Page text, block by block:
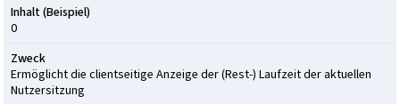
Inhalt (Beispiel)
0
Zweck
Ermöglicht die clientseitige Anzeige der (Rest-) Laufzeit der aktuellen
Nutzersitzung